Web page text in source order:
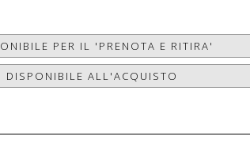
PER IL 'PRENOTA E RITIRA'
DISPONIBILE ALL'ACQUISTO